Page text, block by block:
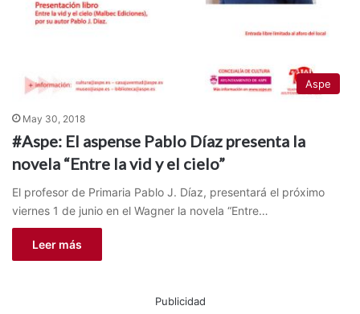
Aspe
May 30, 2018
#Aspe: El aspense Pablo Díaz presenta la
novela “Entre la vid y el cielo”
El profesor de Primaria Pablo J. Díaz, presentará el próximo
viernes 1 de junio en el Wagner la novela “Entre…
Leer más
Publicidad